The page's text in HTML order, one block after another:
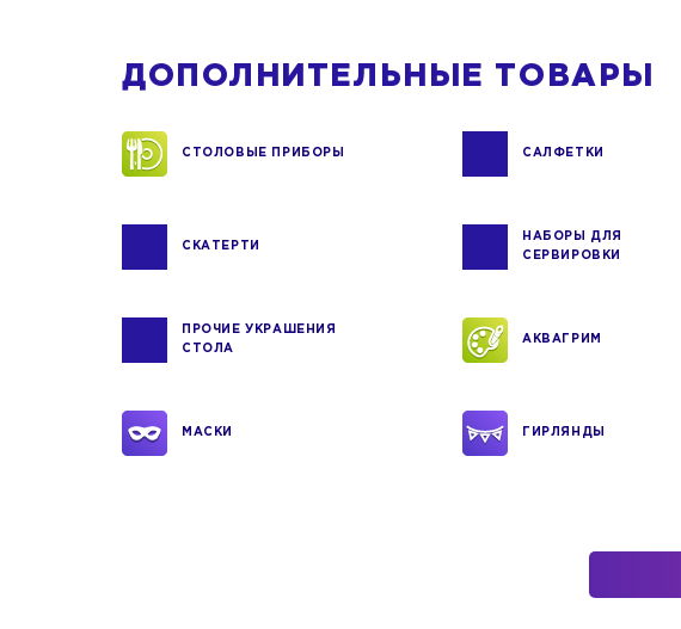
ДОПОЛНИТЕЛЬНЫЕ ТОВАРЫ
СТОЛОВЫЕ ПРИБОРЫ САЛФЕТКИ
СКАТЕРТИ
НАБОРЫ ДЛЯ
СЕРВИРОВКИ
ПРОЧИЕ УКРАШЕНИЯ
СТОЛА
АКВАГРИМ
МАСКИ ГИРЛЯНДЫ